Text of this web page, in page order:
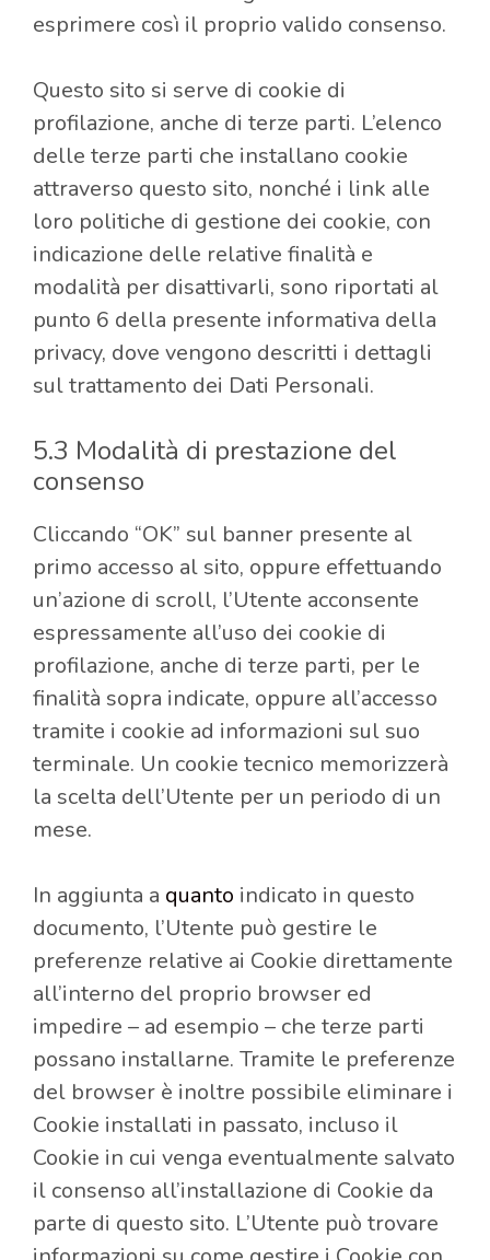
esprimere così il proprio valido consenso.
Questo sito si serve di cookie di
profilazione, anche di terze parti. L’elenco
delle terze parti che installano cookie
attraverso questo sito, nonché i link alle
loro politiche di gestione dei cookie, con
indicazione delle relative finalità e
modalità per disattivarli, sono riportati al
punto 6 della presente informativa della
privacy, dove vengono descritti i dettagli
sul trattamento dei Dati Personali.
5.3 Modalità di prestazione del
consenso
Cliccando “OK” sul banner presente al
primo accesso al sito, oppure effettuando
un’azione di scroll, l’Utente acconsente
espressamente all’uso dei cookie di
profilazione, anche di terze parti, per le
finalità sopra indicate, oppure all’accesso
tramite i cookie ad informazioni sul suo
terminale. Un cookie tecnico memorizzerà
la scelta dell’Utente per un periodo di un
mese.
In aggiunta a quanto indicato in questo
documento, l’Utente può gestire le
preferenze relative ai Cookie direttamente
all’interno del proprio browser ed
impedire – ad esempio – che terze parti
possano installarne. Tramite le preferenze
del browser è inoltre possibile eliminare i
Cookie installati in passato, incluso il
Cookie in cui venga eventualmente salvato
il consenso all’installazione di Cookie da
parte di questo sito. L’Utente può trovare